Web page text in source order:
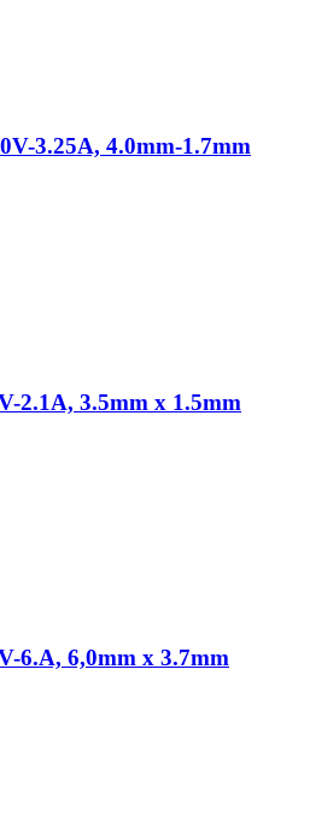
3.25A, 4.0mm-1.7mm
2.1A, 3.5mm x 1.5mm
6.A, 6,0mm x 3.7mm